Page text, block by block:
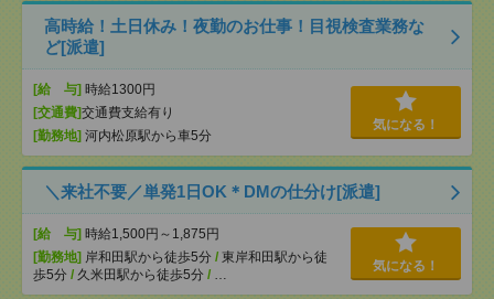
高時給！土日休み！夜勤のお仕事！目視検査業務な
ど[派遣]
[給 与] 時給1300円
[交通費]交通費支給有り
[勤務地] 河内松原駅から車5分
気になる！
＼来社不要／単発1日OK＊DMの仕分け[派遣]
[給 与] 時給1,500円～1,875円
[勤務地] 岸和田駅から徒歩5分 / 東岸和田駅から徒
歩5分 / 久米田駅から徒歩5分 / …
気になる！